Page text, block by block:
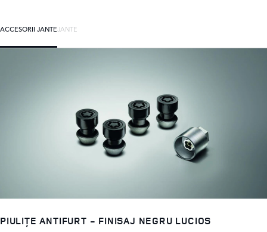
ACCESORII JANTEJANTE
PIULIȚE ANTIFURT - FINISAJ NEGRU LUCIOS